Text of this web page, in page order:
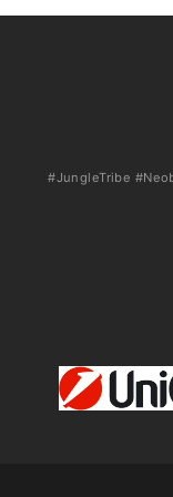
#JungleTribe